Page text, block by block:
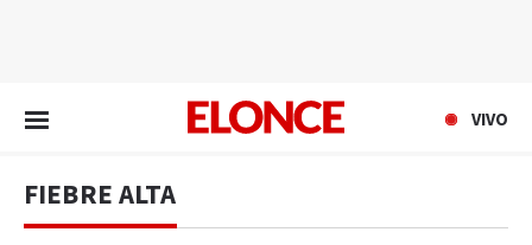
VIVO
FIEBRE ALTA